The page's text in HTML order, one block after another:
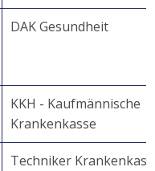
DAK Gesundheit
KKH - Kaufmännische
Krankenkasse
Techniker